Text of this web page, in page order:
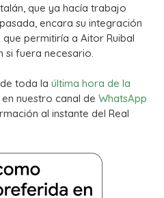
que ya hacía trabajo
encara su integración
permitiría a Aitor Ruibal
si fuera necesario.
toda la última hora de la
en nuestro canal de WhatsApp
al instante del Real